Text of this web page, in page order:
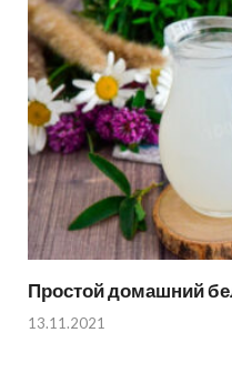
Простой домашний
13.11.2021